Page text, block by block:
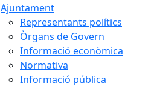
Ajuntament
Representants polítics
Òrgans de Govern
Informació econòmica
Normativa
Informació pública